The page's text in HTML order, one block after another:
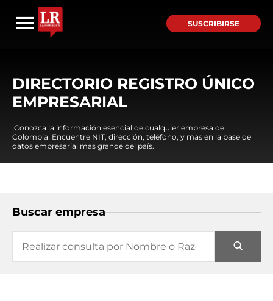
SUSCRIBIRSE
DIRECTORIO REGISTRO ÚNICO
EMPRESARIAL
¡Conozca la información esencial de cualquier empresa de
Colombia! Encuentre NIT, dirección, teléfono, y mas en la base de
datos empresarial mas grande del país.
Buscar empresa